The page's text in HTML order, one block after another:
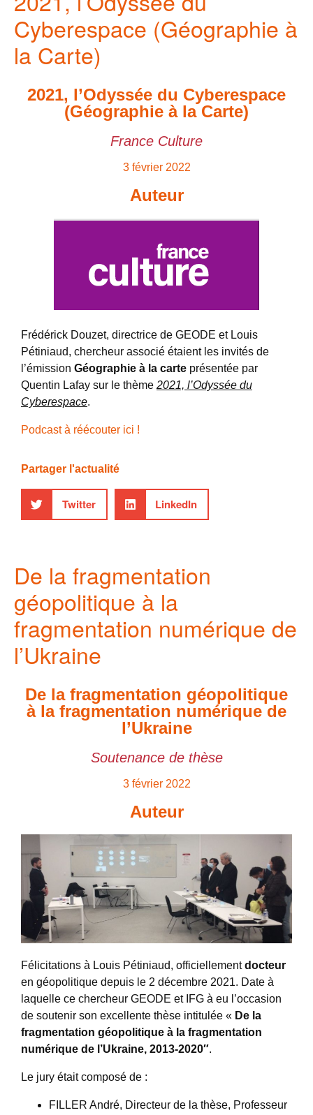
Cyberespace (Géographie à
la Carte)
2021, l’Odyssée du Cyberespace
(Géographie à la Carte)
France Culture
3 février 2022
Auteur
Frédérick Douzet, directrice de GEODE et Louis
Pétiniaud, chercheur associé étaient les invités de
l’émission Géographie à la carte présentée par
Quentin Lafay sur le thème 2021, l’Odyssée du
Cyberespace.
Podcast à réécouter ici !
Partager l'actualité
Twitter LinkedIn
De la fragmentation
géopolitique à la
fragmentation numérique de
l’Ukraine
De la fragmentation géopolitique
à la fragmentation numérique de
l’Ukraine
Soutenance de thèse
3 février 2022
Auteur
Félicitations à Louis Pétiniaud, officiellementdocteur
en géopolitique depuis le 2 décembre 2021. Date à
laquelle ce chercheur GEODE et IFG à eu l’occasion
de soutenir son excellente thèse intitulée « De la
fragmentation géopolitique à la fragmentation
numérique de l’Ukraine, 2013-2020″.
Le jury était composé de :
FILLER André, Directeur de la thèse, Professeur